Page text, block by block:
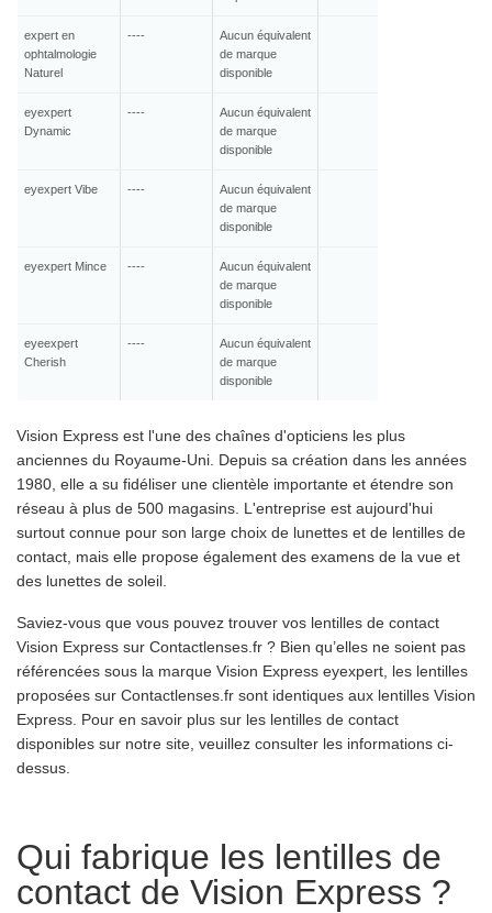
expert en
ophtalmologie
Naturel
----
Aucun équivalent
de marque
disponible
eyexpert
Dynamic
----
Aucun équivalent
de marque
disponible
eyexpert Vibe ----
Aucun équivalent
de marque
disponible
eyexpert Mince ----
Aucun équivalent
de marque
disponible
eyeexpert
Cherish
----
Aucun équivalent
de marque
disponible
Vision Express est l'une des chaînes d'opticiens les plus
anciennes du Royaume-Uni. Depuis sa création dans les années
1980, elle a su fidéliser une clientèle importante et étendre son
réseau à plus de 500 magasins. L'entreprise est aujourd'hui
surtout connue pour son large choix de lunettes et de lentilles de
contact, mais elle propose également des examens de la vue et
des lunettes de soleil.
Saviez-vous que vous pouvez trouver vos lentilles de contact
Vision Express sur Contactlenses.fr ? Bien qu’elles ne soient pas
référencées sous la marque Vision Express eyexpert, les lentilles
proposées sur Contactlenses.fr sont identiques aux lentilles Vision
Express. Pour en savoir plus sur les lentilles de contact
disponibles sur notre site, veuillez consulter les informations ci-
dessus.
Qui fabrique les lentilles de
contact de Vision Express ?